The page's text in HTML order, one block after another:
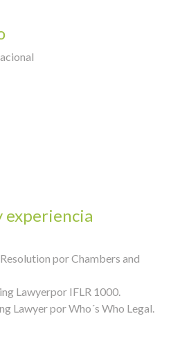
experiencia
Resolution por Chambers and
Lawyerpor IFLR 1000.
LawyerporWho´s Who Legal.